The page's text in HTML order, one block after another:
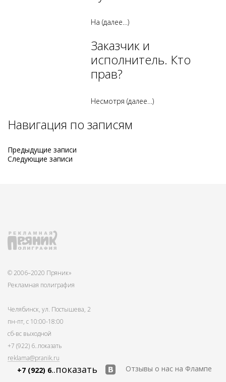
На (далее…)
Заказчик и
исполнитель. Кто
прав?
Несмотря (далее…)
Навигация по записям
Предыдущие записи
Следующие записи
© 2006–2020 Пряник»
Рекламная полиграфия
Челябинск, ул. Постышева, 2
пн-пт, с 10:00-18:00
сб-вс выходной
+7 (922) 6..показать
reklama@pranik.ru
+7 (922) 6..показать Отзывы о нас на Флампе